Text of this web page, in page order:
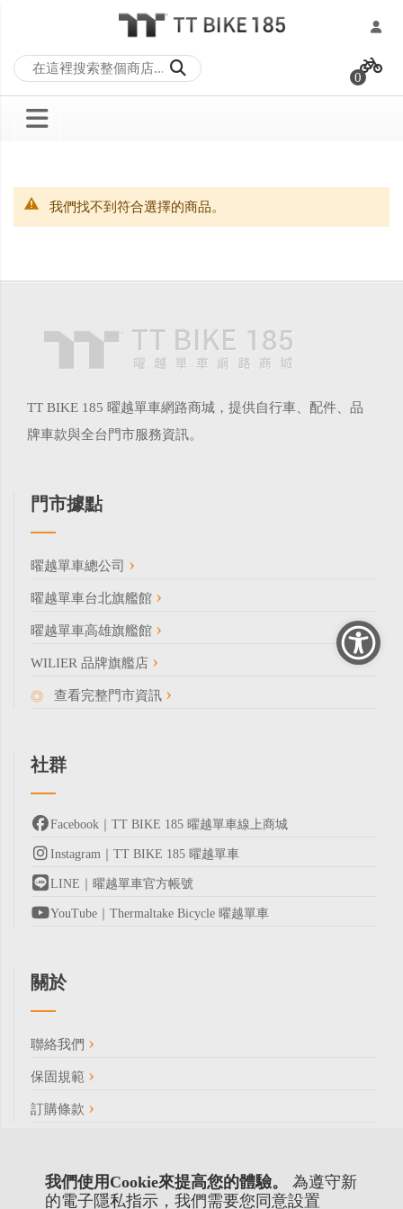
我們使用Cookie來提高您的體驗。
為遵守新
的電子隱私指示，我們需要您同意設置
0
我們找不到符合選擇的商品。
TT BIKE 185 曜越單車網路商城，提供自行車、配件、品
牌車款與全台門市服務資訊。
門市據點
曜越單車總公司
曜越單車台北旗艦館
曜越單車高雄旗艦館
WILIER 品牌旗艦店
查看完整門市資訊
社群
Facebook｜TT BIKE 185 曜越單車線上商城
Instagram｜TT BIKE 185 曜越單車
LINE｜曜越單車官方帳號
YouTube｜Thermaltake Bicycle 曜越單車
關於
聯絡我們
保固規範
訂購條款